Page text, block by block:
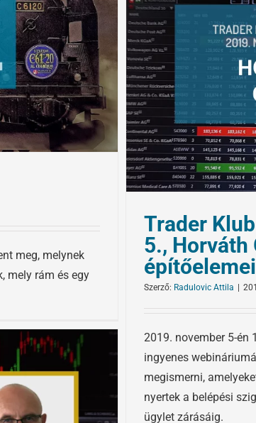
meg, melynek
mely rám és egy
Trader
5., Horváth
Szerző: Radulovic Attila |
2019. november 5-én
ingyenes
megismerni,
nyertek a belépési
ügylet zárásáig.